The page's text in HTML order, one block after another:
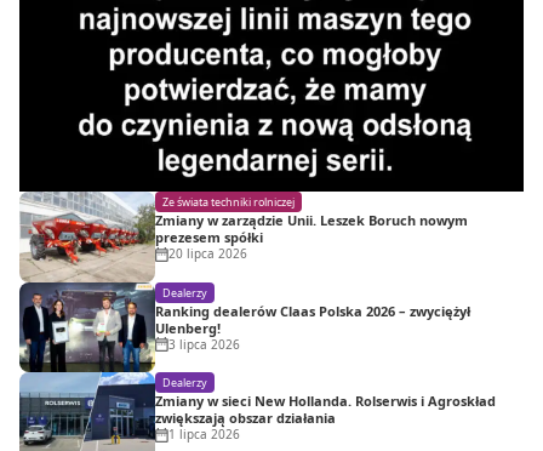
Ze świata techniki rolniczej
Zmiany w zarządzie Unii. Leszek Boruch nowym
prezesem spółki
20 lipca 2026
Dealerzy
Ranking dealerów Claas Polska 2026 – zwyciężył
Ulenberg!
3 lipca 2026
Dealerzy
Zmiany w sieci New Hollanda. Rolserwis i Agroskład
zwiększają obszar działania
1 lipca 2026